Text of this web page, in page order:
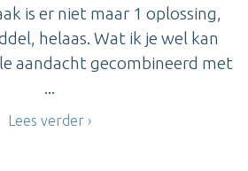
is er niet maar 1 oplossing,
helaas. Wat ik je wel kan
aandacht gecombineerd met
...
Lees verder